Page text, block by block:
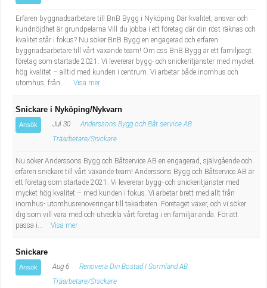
Erfaren byggnadsarbetare till BnB Bygg i Nyköping Där kvalitet, ansvar och
kundnöjdhet är grundpelarna Vill du jobba i ett företag där din röst räknas och
kvalitet står i fokus? Nu söker BnB Bygg en engagerad och erfaren
byggnadsarbetare till vårt växande team! Om oss BnB Bygg är ett familjeägt
företag som startade 2021. Vi levererar bygg- och snickeritjänster med mycket
hög kvalitet – alltid med kunden i centrum. Vi arbetar både inomhus och
utomhus, från...
Visa mer
Snickare i Nyköping/Nykvarn
Ansök Jul 30
Anderssons Bygg och Båt service AB
Träarbetare/Snickare
Nu söker Anderssons Bygg och Båtservice AB en engagerad, självgående och
erfaren snickare till vårt växande team! Anderssons Bygg och Båtservice AB är
ett företag som startade 2021. Vi levererar bygg- och snickeritjänster med
mycket hög kvalitet – med kunden i fokus. Vi arbetar brett med allt från
inomhus- utomhusrenoveringar till takarbeten. Företaget växer, och vi söker
dig som vill vara med och utveckla vårt företag i en familjär anda. För att
passa i...
Visa mer
Snickare
Ansök Aug 6
Renovera Din Bostad I Sörmland AB
Träarbetare/Snickare